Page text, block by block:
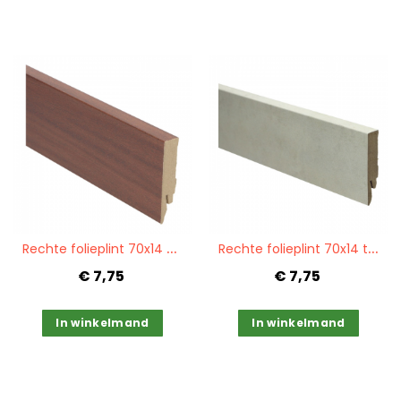
R
echte folieplint 70x14 newport mahonie PPC 27068
€ 7,75
In winkelmand
R
echte folieplint 70x14 tivoli travertin PPC 27169
€ 7,75
In winkelmand